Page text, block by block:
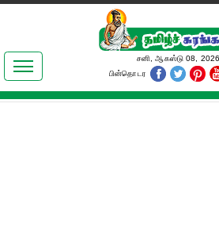
இலக்கியங்கள்
தமிழ் உலகம்
சனி, ஆகஸ்டு 08, 2026
பின்தொடர